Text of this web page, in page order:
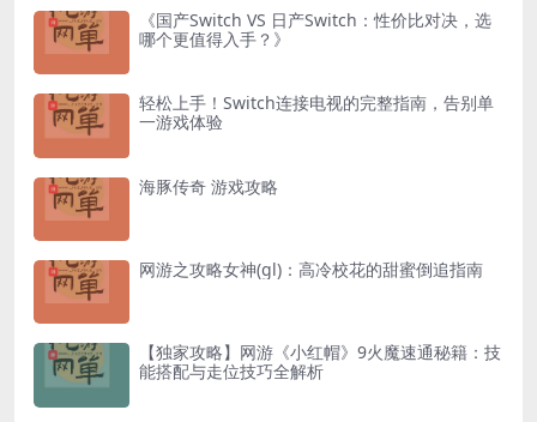
《国产Switch VS 日产Switch：性价比对决，选
哪个更值得入手？》
轻松上手！Switch连接电视的完整指南，告别单
一游戏体验
海豚传奇 游戏攻略
网游之攻略女神(gl)：高冷校花的甜蜜倒追指南
【独家攻略】网游《小红帽》9火魔速通秘籍：技
能搭配与走位技巧全解析